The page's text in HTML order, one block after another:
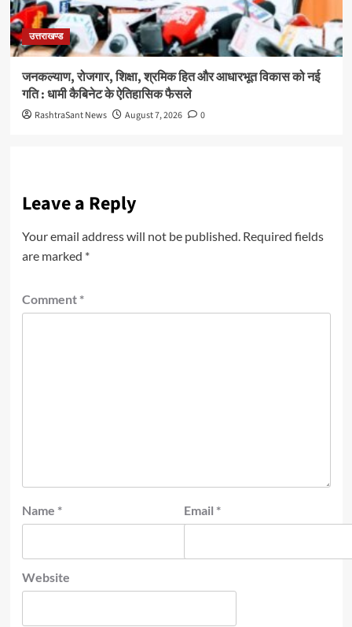
उत्तराखण्ड
जनकल्याण, रोजगार, शिक्षा, श्रमिक हित और आधारभूत विकास को नई
गति : धामी कैबिनेट के ऐतिहासिक फैसले
RashtraSant News August 7, 2026 0
Leave a Reply
Your email address will not be published. Required fields
are marked *
Comment *
Name * Email *
Website